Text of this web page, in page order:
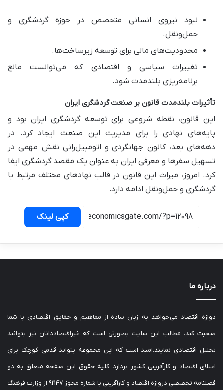
نبود نیروی انسانی متخصص در حوزه گردشگری و
حمل‌ونقل.
محدودیت‌های مالی برای توسعه زیرساخت‌ها.
تغییرات سیاسی و اقتصادی که می‌توانست مانع
برنامه‌ریزی بلندمدت شود.
تأثیرات بلندمدت قانون بر صنعت گردشگری ایران
این قانون، نقطه شروعی برای توسعه گردشگری ایران بود و
پایه‌های نهادی را برای مدیریت این صنعت ایجاد کرد. در
دهه‌های بعد، کانون جهانگردی و اتومبیل‌رانی نقش مهمی در
تسهیل سفرها و معرفی ایران به عنوان یک مقصد گردشگری ایفا
کرد. امروز، میراث این قانون در قالب نهادهای مختلف مرتبط با
گردشگری و حمل‌ونقل ادامه دارد.
کپی لینک
درباره ما
دوازه اقتصاد می‌خواهد به زبان ساده از مفاهیم و حقایق اقتصادی با شما
صحبت کند، مطالب این سایت بصورتی است که غیراقتصاددانان نیز بتوانند
تحلیل اقتصادی نمایند.امید است که این مجموعه بتواند قدمی کوچک برای
اعتلای اقتصاد و کارآفرینی کشور بردارد. کلیه حقوق این صفحه متعلق به دو
فصلنامه تخصصی دروازه اقتصاد و کارآفرینی با شماره مجوز 92147 از وزارت فرهنگ